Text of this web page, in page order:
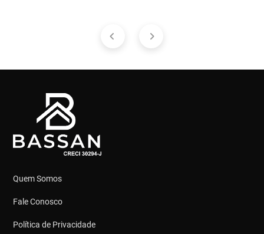
Quem Somos
Fale Conosco
Política de Privacidade